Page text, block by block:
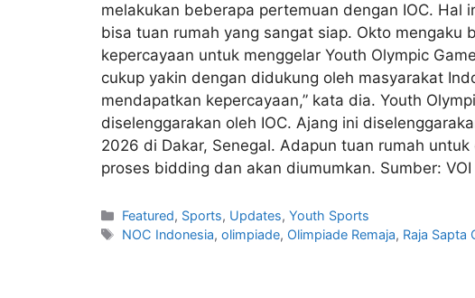
melakukan beberapa pertemuan dengan IOC. Hal
bisa tuan rumah yang sangat siap. Okto
kepercayaan untuk menggelar Youth Olympic
cukup yakin dengan didukung oleh masyarakat
mendapatkan kepercayaan,” kata dia. Youth
diselenggarakan oleh IOC. Ajang ini
2026 di Dakar, Senegal. Adapun tuan rumah
proses bidding dan akan diumumkan. Sumber: VOI
Featured, Sports, Updates,Youth Sports
NOC Indonesia,olimpiade, Olimpiade Remaja, Raja Sapta